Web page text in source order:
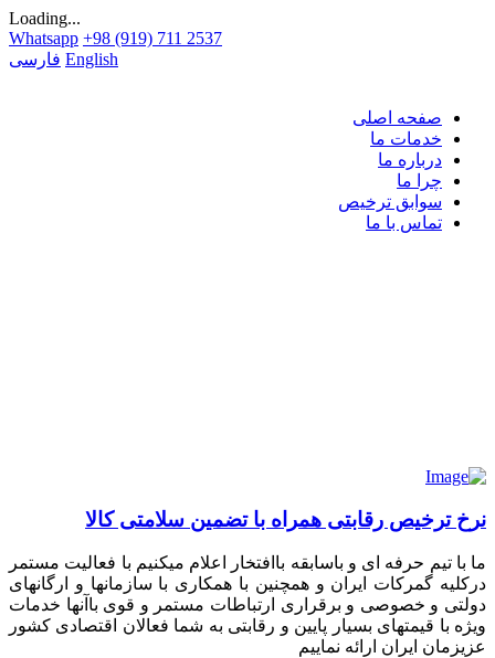
Loading...
Whatsapp +98 (919) 711 2537
فارسی English
صفحه اصلی
خدمات ما
درباره ما
چرا ما
سوابق ترخیص
تماس با ما
نرخ ترخیص رقابتی همراه با تضمین سلامتی کالا
ما با تیم حرفه ای و باسابقه باافتخار اعلام میکنیم با فعالیت مستمر
درکلیه گمرکات ایران و همچنین با همکاری با سازمانها و ارگانهای
دولتی و خصوصی و برقراری ارتباطات مستمر و قوی باآنها خدمات
ویژه با قیمتهای بسیار پایین و رقابتی به شما فعالان اقتصادی کشور
عزیزمان ایران ارائه نماییم